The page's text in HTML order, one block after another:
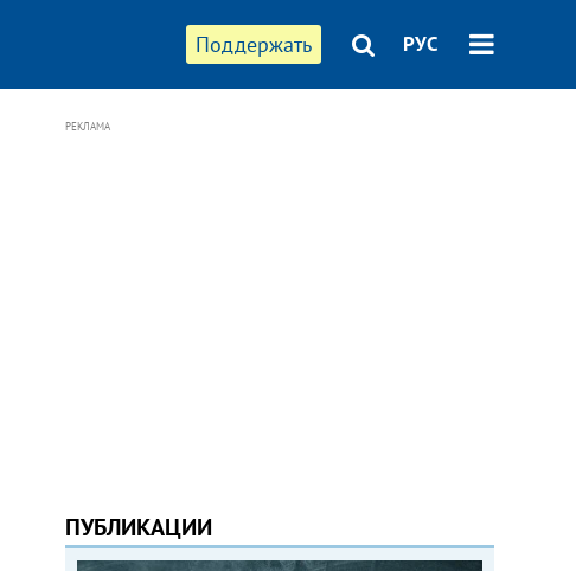
Поддержать РУС
РЕКЛАМА
ПУБЛИКАЦИИ